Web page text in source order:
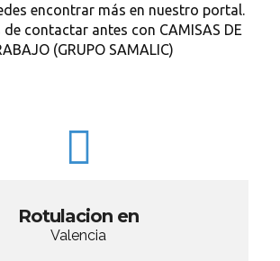
encontrar más en nuestro portal.
contactar antes con CAMISAS DE
(GRUPO SAMALIC)
Rotulacion en
Valencia